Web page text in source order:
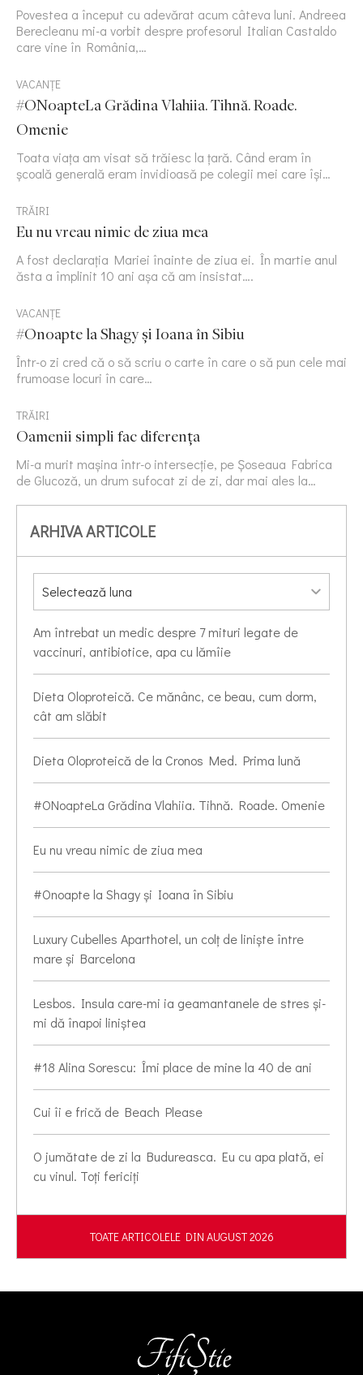
Povestea a început cu adevărat acum câteva luni. Andreea
Berecleanu mi-a vorbit despre profesorul Italian Castaldo
care vine în România,…
VACANȚE
#ONoapteLa Grădina Vlahiia. Tihnă. Roade.
Omenie
Toata viața am visat să trăiesc la țară. Când eram în
școală generală eram invidioasă pe colegii mei care își…
TRĂIRI
Eu nu vreau nimic de ziua mea
A fost declarația Mariei înainte de ziua ei. În martie anul
ăsta a împlinit 10 ani așa că am insistat….
VACANȚE
#Onoapte la Shagy și Ioana în Sibiu
Într-o zi cred că o să scriu o carte în care o să pun cele mai
frumoase locuri în care…
TRĂIRI
Oamenii simpli fac diferența
Mi-a murit mașina într-o intersecție, pe Șoseaua Fabrica
de Glucoză, un drum sufocat zi de zi, dar mai ales la…
ARHIVA ARTICOLE
Am întrebat un medic despre 7 mituri legate de
vaccinuri, antibiotice, apa cu lămîie
Dieta Oloproteică. Ce mănânc, ce beau, cum dorm,
cât am slăbit
Dieta Oloproteică de la Cronos Med. Prima lună
#ONoapteLa Grădina Vlahiia. Tihnă. Roade. Omenie
Eu nu vreau nimic de ziua mea
#Onoapte la Shagy și Ioana în Sibiu
Luxury Cubelles Aparthotel, un colț de liniște între
mare și Barcelona
Lesbos. Insula care-mi ia geamantanele de stres și-
mi dă înapoi liniștea
#18 Alina Sorescu: Îmi place de mine la 40 de ani
Cui îi e frică de Beach Please
O jumătate de zi la Budureasca. Eu cu apa plată, ei
cu vinul. Toți fericiți
TOATE ARTICOLELE DIN AUGUST 2026